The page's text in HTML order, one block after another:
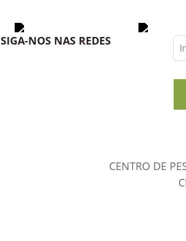
SIGA-NOS NAS REDES
this
CENTRO DE